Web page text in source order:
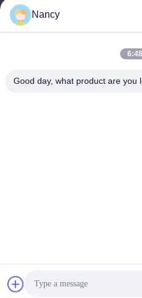
Privacybeleid
China Goede kwaliteit Het
Nancy
Good day, what product are you